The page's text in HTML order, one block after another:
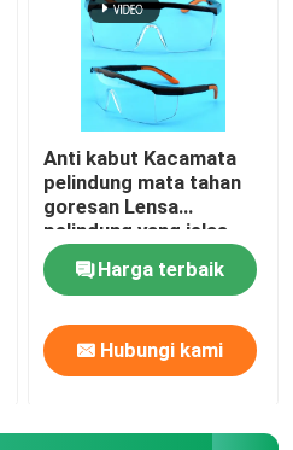
Anti kabut Kacamata
pelindung mata tahan
goresan Lensa
pelindung yang jelas
Kacamata pengaman
dan pegangan anti slip
Kacamata laboratorium
Harga terbaik
Hubungi kami